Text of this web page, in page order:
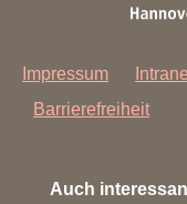
Impressum
Barrierefreiheit
Auch